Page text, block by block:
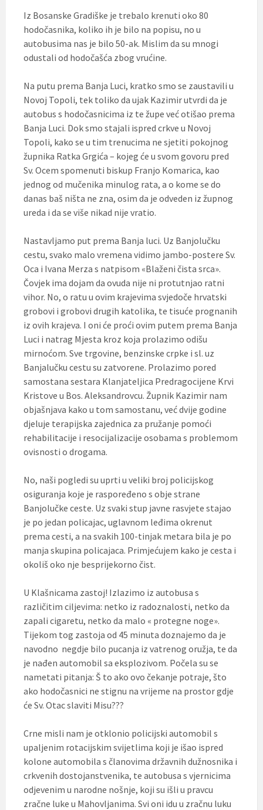
Iz Bosanske Gradiške je trebalo krenuti oko 80
hodočasnika, koliko ih je bilo na popisu, no u
autobusima nas je bilo 50-ak. Mislim da su mnogi
odustali od hodočašća zbog vrućine.
Na putu prema Banja Luci, kratko smo se zaustavili u
Novoj Topoli, tek toliko da ujak Kazimir utvrdi da je
autobus s hodočasnicima iz te župe već otišao prema
Banja Luci. Dok smo stajali ispred crkve u Novoj
Topoli, kako se u tim trenucima ne sjetiti pokojnog
župnika Ratka Grgića – kojeg će u svom govoru pred
Sv. Ocem spomenuti biskup Franjo Komarica, kao
jednog od mučenika minulog rata, a o kome se do
danas baš ništa ne zna, osim da je odveden iz župnog
ureda i da se više nikad nije vratio.
Nastavljamo put prema Banja luci. Uz Banjolučku
cestu, svako malo vremena vidimo jambo-postere Sv.
Oca i Ivana Merza s natpisom «Blaženi čista srca».
Čovjek ima dojam da ovuda nije ni protutnjao ratni
vihor. No, o ratu u ovim krajevima svjedoče hrvatski
grobovi i grobovi drugih katolika, te tisuće prognanih
iz ovih krajeva. I oni će proći ovim putem prema Banja
Luci i natrag Mjesta kroz koja prolazimo odišu
mirnoćom. Sve trgovine, benzinske crpke i sl. uz
Banjalučku cestu su zatvorene. Prolazimo pored
samostana sestara Klanjateljica Predragocijene Krvi
Kristove u Bos. Aleksandrovcu. Župnik Kazimir nam
objašnjava kako u tom samostanu, već dvije godine
djeluje terapijska zajednica za pružanje pomoći
rehabilitacije i resocijalizacije osobama s problemom
ovisnosti o drogama.
No, naši pogledi su uprti u veliki broj policijskog
osiguranja koje je raspoređeno s obje strane
Banjolučke ceste. Uz svaki stup javne rasvjete stajao
je po jedan policajac, uglavnom leđima okrenut
prema cesti, a na svakih 100-tinjak metara bila je po
manja skupina policajaca. Primjećujem kako je cesta i
okoliš oko nje besprijekorno čist.
U Klašnicama zastoj! Izlazimo iz autobusa s
različitim ciljevima: netko iz radoznalosti, netko da
zapali cigaretu, netko da malo « protegne noge».
Tijekom tog zastoja od 45 minuta doznajemo da je
navodno negdje bilo pucanja iz vatrenog oružja, te da
je nađen automobil sa eksplozivom. Počela su se
nametati pitanja: Š to ako ovo čekanje potraje, što
ako hodočasnici ne stignu na vrijeme na prostor gdje
će Sv. Otac slaviti Misu???
Crne misli nam je otklonio policijski automobil s
upaljenim rotacijskim svijetlima koji je išao ispred
kolone automobila s članovima državnih dužnosnika i
crkvenih dostojanstvenika, te autobusa s vjernicima
odjevenim u narodne nošnje, koji su išli u pravcu
zračne luke u Mahovljanima. Svi oni idu u zračnu luku